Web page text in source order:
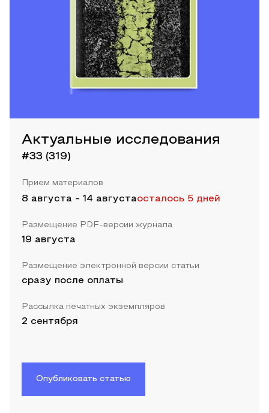
Актуальные исследования
#33 (319)
Прием материалов
8 августа - 14 августаосталось 5 дней
Размещение PDF-версии журнала
19 августа
Размещение электронной версии статьи
сразу после оплаты
Рассылка печатных экземпляров
2 сентября
Опубликовать статью